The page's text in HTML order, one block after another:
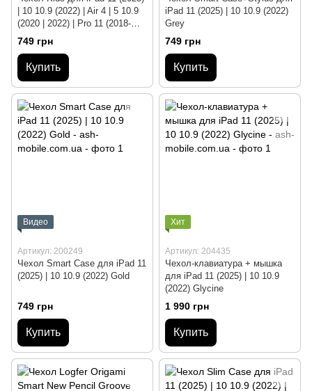
| 10 10.9 (2022) | Air 4 | 5 10.9
(2020 | 2022) | Pro 11 (2018-
2025) Red
749 грн
Купить
iPad 11 (2025) | 10 10.9 (2022)
Grey
749 грн
Купить
Видео
Артикул: 200249
Чехол Smart Case для iPad 11
(2025) | 10 10.9 (2022) Gold
749 грн
Купить
Хит
Артикул: 204435
Чехол-клавиатура + мышка
для iPad 11 (2025) | 10 10.9
(2022) Glycine
1 990 грн
Купить